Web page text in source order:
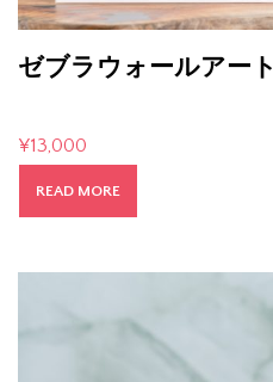
ゼブラウォールアート
¥13,000
READ MORE